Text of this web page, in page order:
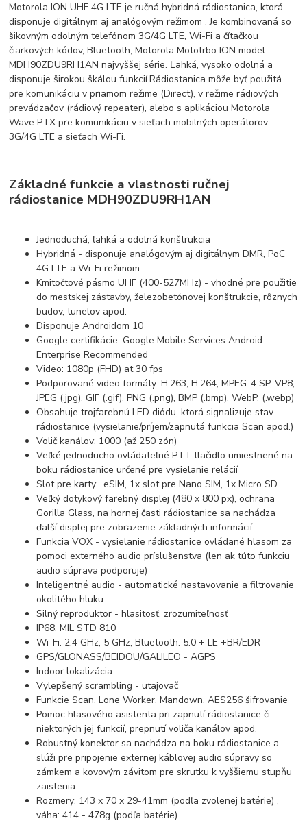
Motorola ION UHF 4G LTE je ručná hybridná rádiostanica, ktorá
disponuje digitálnym aj analógovým režimom . Je kombinovaná so
šikovným odolným telefónom 3G/4G LTE, Wi-Fi a čítačkou
čiarkových kódov, Bluetooth, Motorola Mototrbo ION model
MDH90ZDU9RH1AN najvyššej série. Ľahká, vysoko odolná a
disponuje širokou škálou funkcií.Rádiostanica môže byť použitá
pre komunikáciu v priamom režime (Direct), v režime rádiových
prevádzačov (rádiový repeater), alebo s aplikáciou Motorola
Wave PTX pre komunikáciu v sieťach mobilných operátorov
3G/4G LTE a sieťach Wi-Fi.
Základné funkcie a vlastnosti ručnej
rádiostanice MDH90ZDU9RH1AN
Jednoduchá, ľahká a odolná konštrukcia
Hybridná - disponuje analógovým aj digitálnym DMR, PoC
4G LTE a Wi-Fi režimom
Kmitočtové pásmo UHF (400-527MHz) - vhodné pre použitie
do mestskej zástavby, železobetónovej konštrukcie, rôznych
budov, tunelov apod.
Disponuje Androidom 10
Google certifikácie: Google Mobile Services Android
Enterprise Recommended
Video: 1080p (FHD) at 30 fps
Podporované video formáty: H.263, H.264, MPEG-4 SP, VP8,
JPEG (.jpg), GIF (.gif), PNG (.png), BMP (.bmp), WebP, (.webp)
Obsahuje trojfarebnú LED diódu, ktorá signalizuje stav
rádiostanice (vysielanie/príjem/zapnutá funkcia Scan apod.)
Volič kanálov: 1000 (až 250 zón)
Veľké jednoducho ovládateľné PTT tlačidlo umiestnené na
boku rádiostanice určené pre vysielanie relácií
Slot pre karty: eSIM, 1x slot pre Nano SIM, 1x Micro SD
Veľký dotykový farebný displej (480 x 800 px), ochrana
Gorilla Glass, na hornej časti rádiostanice sa nachádza
ďalší displej pre zobrazenie základných informácií
Funkcia VOX - vysielanie rádiostanice ovládané hlasom za
pomoci externého audio príslušenstva (len ak túto funkciu
audio súprava podporuje)
Inteligentné audio - automatické nastavovanie a filtrovanie
okolitého hluku
Silný reproduktor - hlasitosť, zrozumiteľnosť
IP68, MIL STD 810
Wi-Fi: 2,4 GHz, 5 GHz, Bluetooth: 5.0 + LE +BR/EDR
GPS/GLONASS/BEIDOU/GALILEO - AGPS
Indoor lokalizácia
Vylepšený scrambling - utajovač
Funkcie Scan, Lone Worker, Mandown, AES256 šifrovanie
Pomoc hlasového asistenta pri zapnutí rádiostanice či
niektorých jej funkcií, prepnutí voliča kanálov apod.
Robustný konektor sa nachádza na boku rádiostanice a
slúži pre pripojenie externej káblovej audio súpravy so
zámkem a kovovým závitom pre skrutku k vyššiemu stupňu
zaistenia
Rozmery: 143 x 70 x 29-41mm (podľa zvolenej batérie) ,
váha: 414 - 478g (podľa batérie)